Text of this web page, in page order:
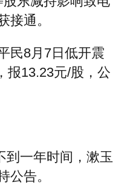
接通。
民8月7日低开震
报13.23元/股，公
到一年时间，漱玉
公告。